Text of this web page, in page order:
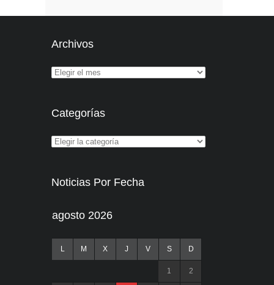
Archivos
Categorías
Noticias Por Fecha
agosto 2026
L M X J V S D
1 2